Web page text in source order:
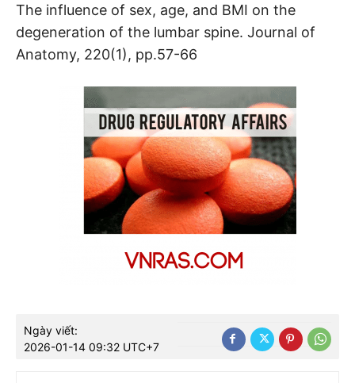
The influence of sex, age, and BMI on the
degeneration of the lumbar spine. Journal of
Anatomy, 220(1), pp.57-66
Ngày viết:
2026-01-14 09:32 UTC+7